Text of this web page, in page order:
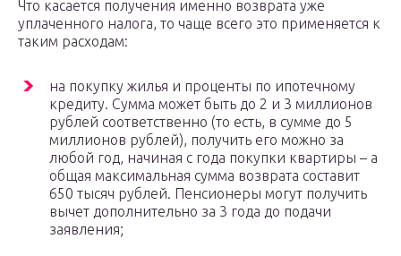
Что касается получения именно возврата уже
уплаченного налога, то чаще всего это применяется к
таким расходам:
на покупку жилья и проценты по ипотечному
кредиту. Сумма может быть до 2 и 3 миллионов
рублей соответственно (то есть, в сумме до 5
миллионов рублей), получить его можно за
любой год, начиная с года покупки квартиры – а
общая максимальная сумма возврата составит
650 тысяч рублей. Пенсионеры могут получить
вычет дополнительно за 3 года до подачи
заявления;